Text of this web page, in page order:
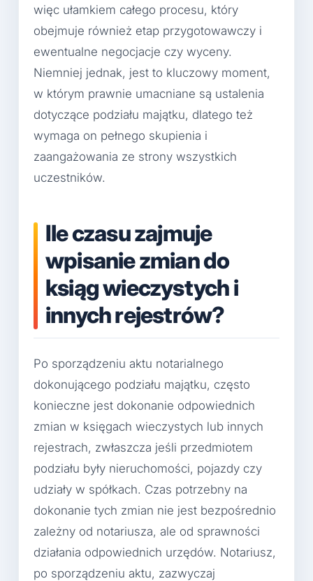
więc ułamkiem całego procesu, który
obejmuje również etap przygotowawczy i
ewentualne negocjacje czy wyceny.
Niemniej jednak, jest to kluczowy moment,
w którym prawnie umacniane są ustalenia
dotyczące podziału majątku, dlatego też
wymaga on pełnego skupienia i
zaangażowania ze strony wszystkich
uczestników.
Ile czasu zajmuje
wpisanie zmian do
ksiąg wieczystych i
innych rejestrów?
Po sporządzeniu aktu notarialnego
dokonującego podziału majątku, często
konieczne jest dokonanie odpowiednich
zmian w księgach wieczystych lub innych
rejestrach, zwłaszcza jeśli przedmiotem
podziału były nieruchomości, pojazdy czy
udziały w spółkach. Czas potrzebny na
dokonanie tych zmian nie jest bezpośrednio
zależny od notariusza, ale od sprawności
działania odpowiednich urzędów. Notariusz,
po sporządzeniu aktu, zazwyczaj